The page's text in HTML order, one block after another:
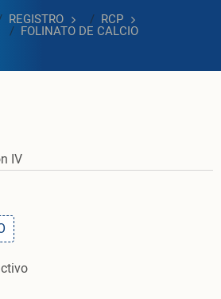
REGISTRO RCP
FOLINATO DE CALCIO
IV